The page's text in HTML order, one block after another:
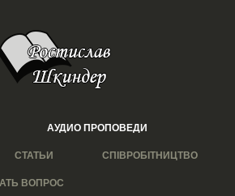
АУДИО ПРОПОВЕДИ
СТАТЬИ СПІВРОБІТНИЦТВО
ВОПРОС